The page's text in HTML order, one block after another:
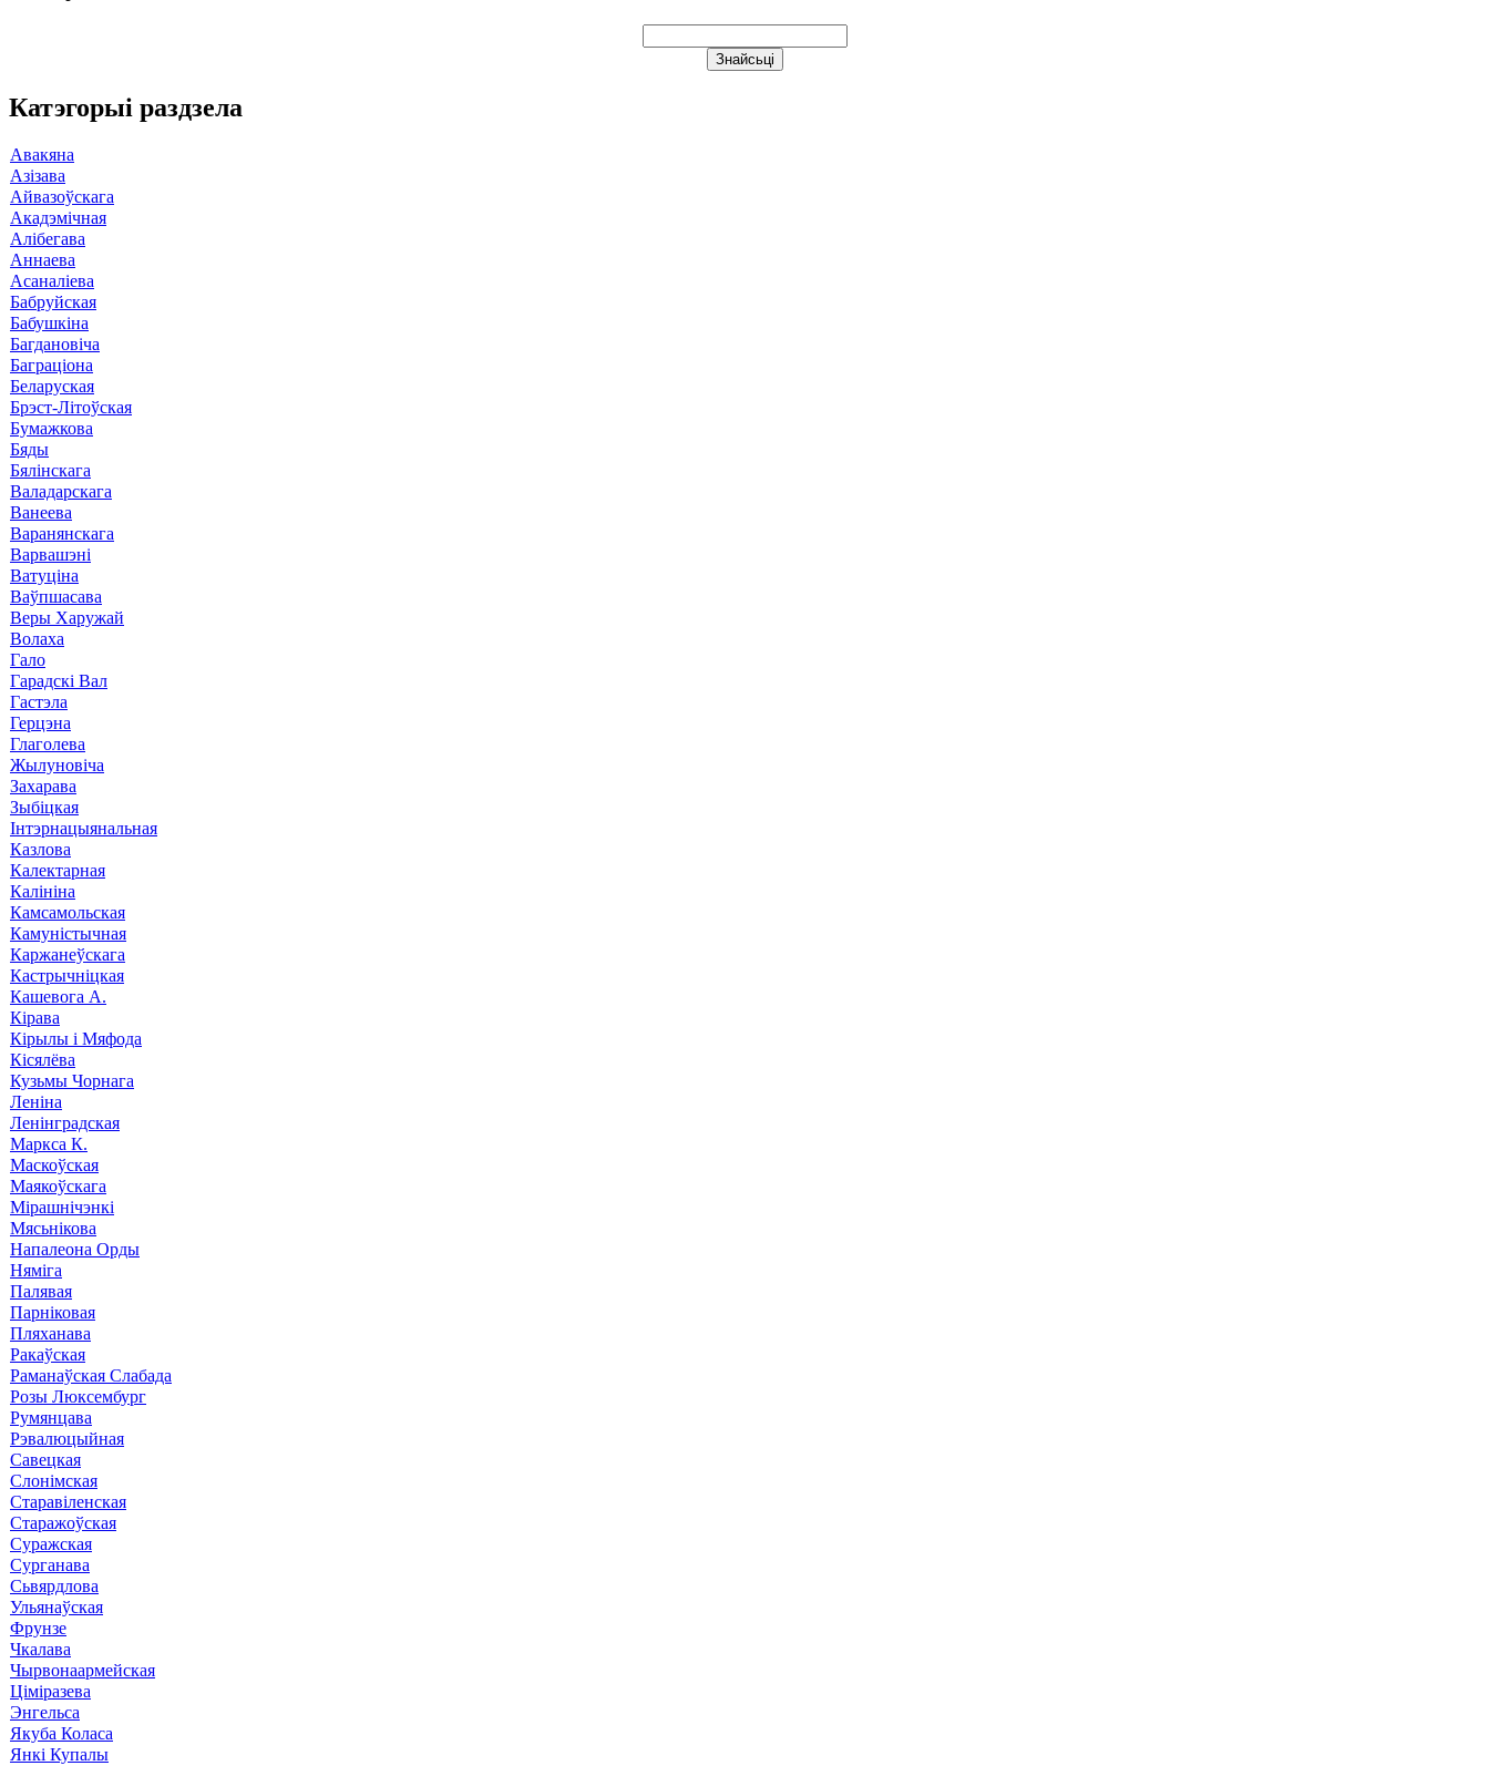
Катэгорыі раздзела
Авакяна
Азізава
Айвазоўскага
Акадэмічная
Алібегава
Аннаева
Асаналіева
Бабруйская
Бабушкіна
Багдановіча
Баграціона
Беларуская
Брэст-Літоўская
Бумажкова
Бяды
Бялінскага
Валадарскага
Ванеева
Варанянскага
Варвашэні
Ватуціна
Ваўпшасава
Веры Харужай
Волаха
Гало
Гарадскі Вал
Гастэла
Герцэна
Глаголева
Жылуновіча
Захарава
Зыбіцкая
Інтэрнацыянальная
Казлова
Калектарная
Калініна
Камсамольская
Камуністычная
Каржанеўскага
Кастрычніцкая
Кашевога А.
Кірава
Кірылы і Мяфода
Кісялёва
Кузьмы Чорнага
Леніна
Ленінградская
Маркса К.
Маскоўская
Маякоўскага
Мірашнічэнкі
Мясьнікова
Напалеона Орды
Няміга
Палявая
Парніковая
Пляханава
Ракаўская
Раманаўская Слабада
Розы Люксембург
Румянцава
Рэвалюцыйная
Савецкая
Слонімская
Старавіленская
Старажоўская
Суражская
Сурганава
Сьвярдлова
Ульянаўская
Фрунзе
Чкалава
Чырвонаармейская
Ціміразева
Энгельса
Якуба Коласа
Янкі Купалы